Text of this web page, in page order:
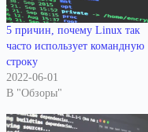
5 причин, почему Linux так
часто использует командную
строку
2022-06-01
В "Обзоры"